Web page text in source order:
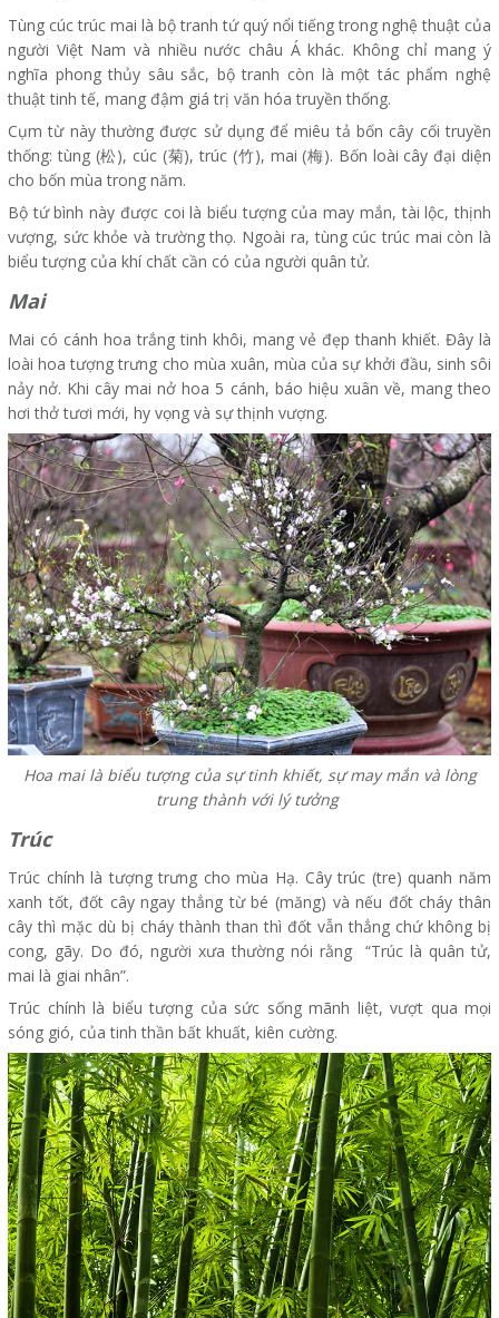
Tùng cúc trúc mai là bộ tranh tứ quý nổi tiếng trong nghệ thuật của
người Việt Nam và nhiều nước châu Á khác. Không chỉ mang ý
nghĩa phong thủy sâu sắc, bộ tranh còn là một tác phẩm nghệ
thuật tinh tế, mang đậm giá trị văn hóa truyền thống.
Cụm từ này thường được sử dụng để miêu tả bốn cây cối truyền
thống: tùng (松), cúc (菊), trúc (竹), mai (梅). Bốn loài cây đại diện
cho bốn mùa trong năm.
Bộ tứ bình này được coi là biểu tượng của may mắn, tài lộc, thịnh
vượng, sức khỏe và trường thọ. Ngoài ra, tùng cúc trúc mai còn là
biểu tượng của khí chất cần có của người quân tử.
Mai
Mai có cánh hoa trắng tinh khôi, mang vẻ đẹp thanh khiết. Đây là
loài hoa tượng trưng cho mùa xuân, mùa của sự khởi đầu, sinh sôi
nảy nở. Khi cây mai nở hoa 5 cánh, báo hiệu xuân về, mang theo
hơi thở tươi mới, hy vọng và sự thịnh vượng.
Hoa mai là biểu tượng của sự tinh khiết, sự may mắn và lòng
trung thành với lý tưởng
Trúc
Trúc chính là tượng trưng cho mùa Hạ. Cây trúc (tre) quanh năm
xanh tốt, đốt cây ngay thẳng từ bé (măng) và nếu đốt cháy thân
cây thì mặc dù bị cháy thành than thì đốt vẫn thẳng chứ không bị
cong, gãy. Do đó, người xưa thường nói rằng “Trúc là quân tử,
mai là giai nhân”.
Trúc chính là biểu tượng của sức sống mãnh liệt, vượt qua mọi
sóng gió, của tinh thần bất khuất, kiên cường.